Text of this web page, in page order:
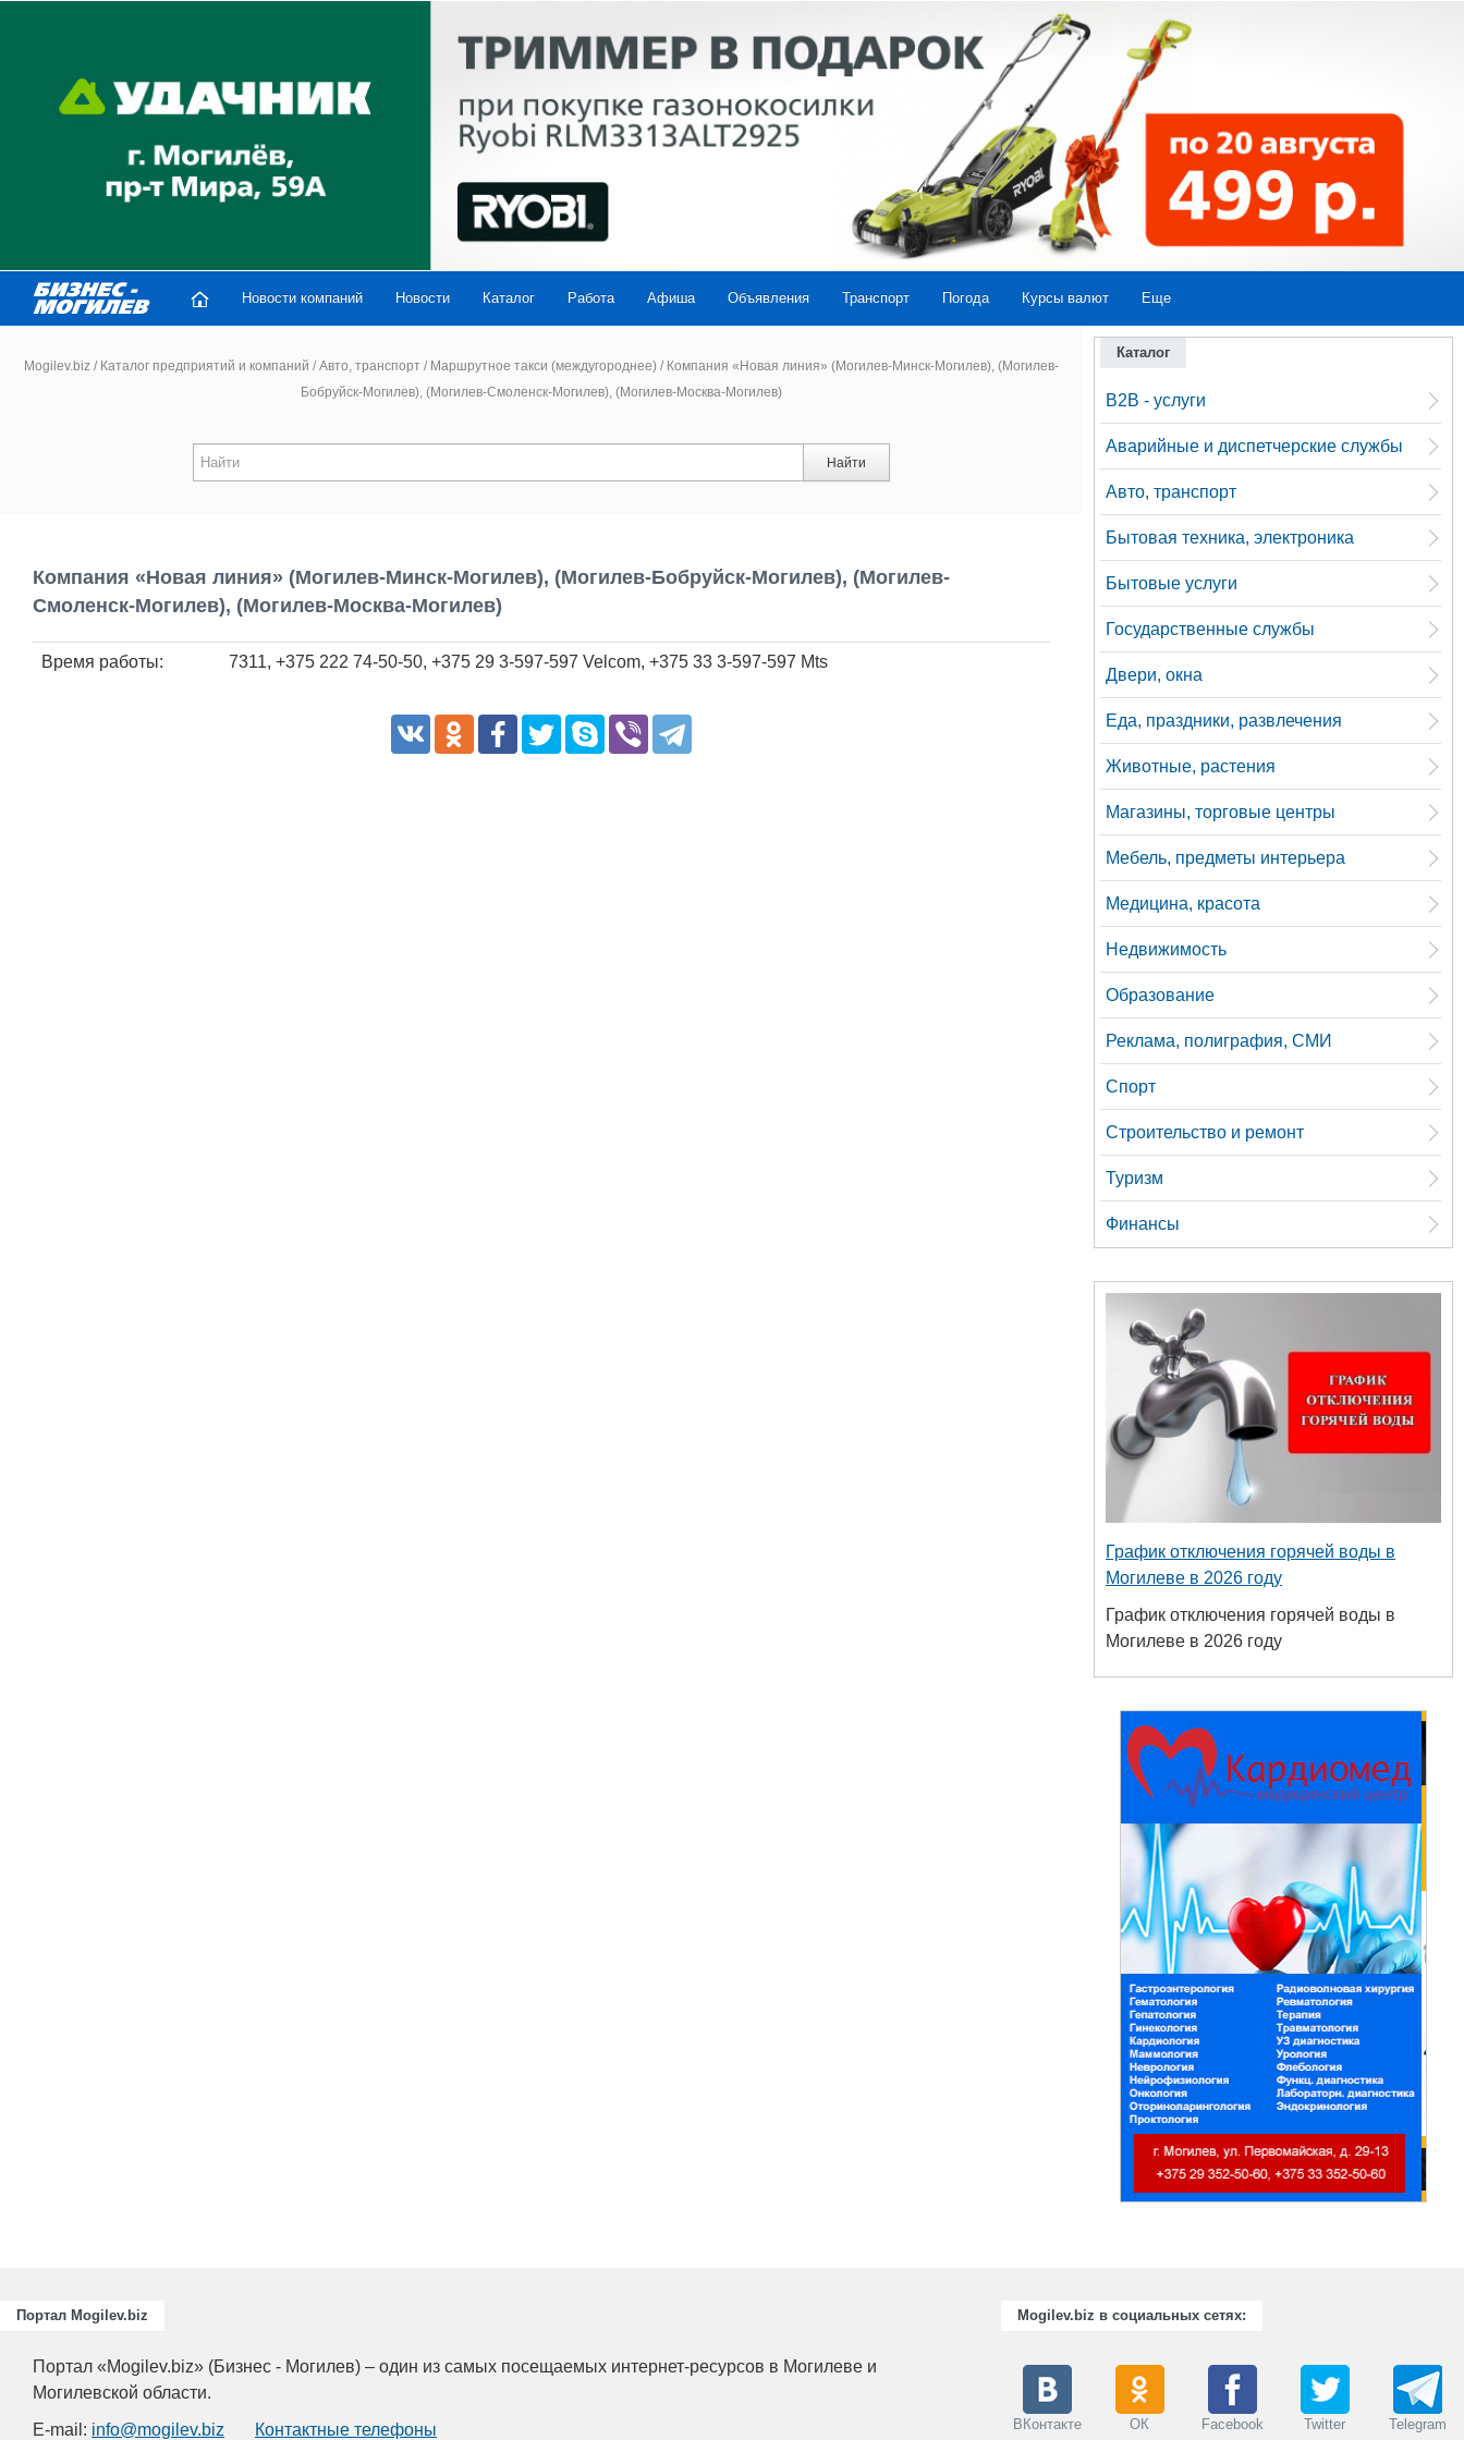
Новости компаний Новости Каталог Работа Афиша Объявления Транспорт Погода Курсы валют Еще
Mogilev.biz / Каталог предприятий и компаний / Авто, транспорт / Маршрутное такси (междугороднее) /Компания «Новая линия» (Могилев-Минск-Могилев), (Могилев-
Бобруйск-Могилев), (Могилев-Смоленск-Могилев), (Могилев-Москва-Могилев)
Найти
Компания «Новая линия» (Могилев-Минск-Могилев), (Могилев-Бобруйск-Могилев), (Могилев-
Смоленск-Могилев), (Могилев-Москва-Могилев)
Время работы: 7311, +375 222 74-50-50, +375 29 3-597-597 Velcom, +375 33 3-597-597 Mts
Каталог
B2B - услуги
Аварийные и диспетчерские службы
Авто, транспорт
Бытовая техника, электроника
Бытовые услуги
Государственные службы
Двери, окна
Еда, праздники, развлечения
Животные, растения
Магазины, торговые центры
Мебель, предметы интерьера
Медицина, красота
Недвижимость
Образование
Реклама, полиграфия, СМИ
Спорт
Строительство и ремонт
Туризм
Финансы
График отключения горячей воды в
Могилеве в 2026 году
График отключения горячей воды в
Могилеве в 2026 году
Портал Mogilev.biz
Портал «Mogilev.biz» (Бизнес - Могилев) – один из самых посещаемых интернет-ресурсов в Могилеве и
Могилевской области.
E-mail: info@mogilev.biz Контактные телефоны
Mogilev.biz в социальных сетях:
ВКонтакте ОК Facebook Twitter Telegram